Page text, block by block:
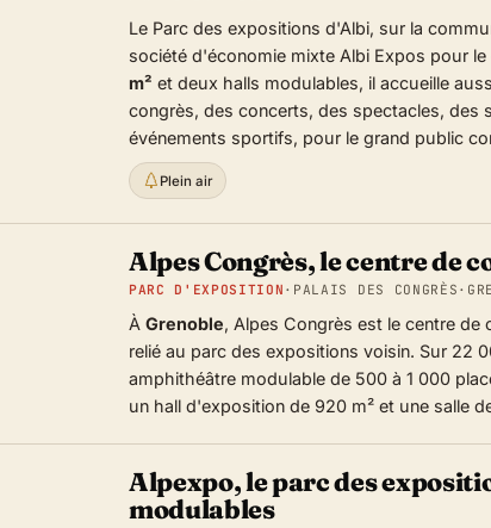
Le Parc des expositions d'Albi, sur la
société d'économie mixte Albi Expos pour
m² et deux halls modulables, il accueille
congrès, des concerts, des spectacles, des
événements sportifs, pour le grand public
Plein air
Alpes Congrès, le centre de
PARC D'EXPOSITION · PALAIS DES CONGRÈS ·
À Grenoble, Alpes Congrès est le centre de
relié au parc des expositions voisin. Sur 22
amphithéâtre modulable de 500 à 1 000
un hall d'exposition de 920 m² et une salle
Alpexpo, le parc des
modulables